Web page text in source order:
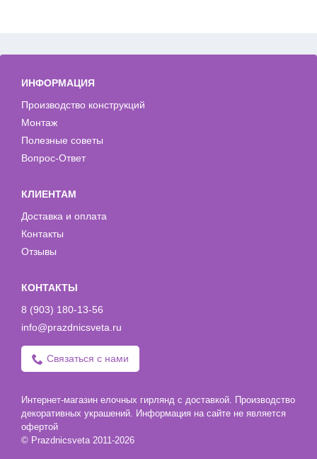
ИНФОРМАЦИЯ
Производство конструкций
Монтаж
Полезные советы
Вопрос-Ответ
КЛИЕНТАМ
Доставка и оплата
Контакты
Отзывы
КОНТАКТЫ
8 (903) 180-13-56
info@prazdnicsveta.ru
Связаться с нами
Интернет-магазин елочных гирлянд с доставкой. Производство
декоративных украшений. Информация на сайте не является
офертой
© Prazdnicsveta 2011-2026